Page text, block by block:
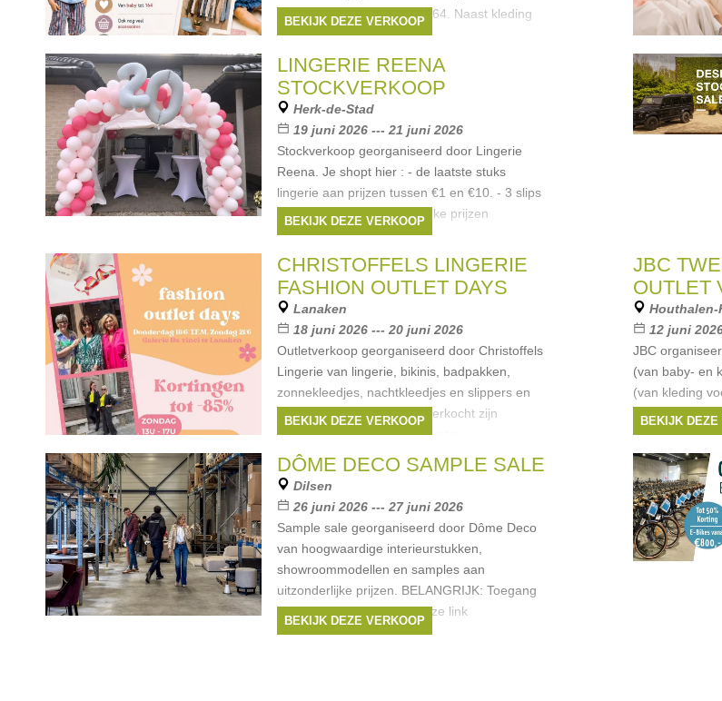
-30% Maten van baby tot 164. Naast kleding
vind je hier ook
BEKIJK DEZE VERKOOP
LINGERIE REENA
STOCKVERKOOP
Herk-de-Stad
19 juni 2026 --- 21 juni 2026
Stockverkoop georganiseerd door Lingerie
Reena. Je shopt hier : - de laatste stuks
lingerie aan prijzen tussen €1 en €10. - 3 slips
voor €5 - badmode aan leuke prijzen
BEKIJK DEZE VERKOOP
CHRISTOFFELS LINGERIE
FASHION OUTLET DAYS
Lanaken
18 juni 2026 --- 20 juni 2026
Outletverkoop georganiseerd door Christoffels
Lingerie van lingerie, bikinis, badpakken,
zonnekleedjes, nachtkleedjes en slippers en
meer. Die stock die wordt verkocht zijn
restanten van vorige seizoenen
BEKIJK DEZE VERKOOP
JBC
OUTLET
Houthalen-
12 juni
JBC
(van baby- en
(van kleding
hier kleding
met 176 van
BEKIJK DEZE
DÔME DECO SAMPLE SALE
Dilsen
26 juni 2026 --- 27 juni 2026
Sample sale georganiseerd door Dôme Deco
van hoogwaardige interieurstukken,
showroommodellen en samples aan
uitzonderlijke prijzen. BELANGRIJK: Toegang
enkel na inschrijving via deze link
BEKIJK DEZE VERKOOP